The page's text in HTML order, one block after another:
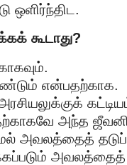
ஒளிர்ந்திட.
கூடாது?
என்பதற்காக.
அந்த
அவலத்தைத்
அவலத்தைத்